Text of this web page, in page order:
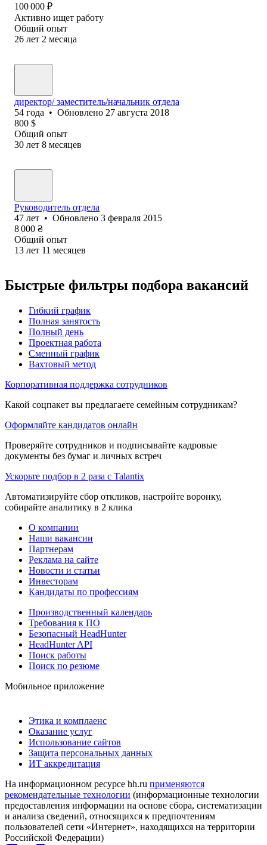
100 000 ₽
Активно ищет работу
Общий опыт
26 лет 2 месяца
директор/ заместитель/начальник отдела
54 года • Обновлено 27 августа 2018
800 $
Общий опыт
30 лет 8 месяцев
Руководитель отдела
47 лет • Обновлено 3 февраля 2015
8 000 ₴
Общий опыт
13 лет 11 месяцев
Быстрые фильтры подбора вакансий
Гибкий график
Полная занятость
Полный день
Проектная работа
Сменный график
Вахтовый метод
Корпоративная поддержка сотрудников
Какой соцпакет вы предлагаете семейным сотрудникам?
Оформляйте кандидатов онлайн
Проверяйте сотрудников и подписывайте кадровые
документы без бумаг и личных встреч
Ускорьте подбор в 2 раза с Talantix
Автоматизируйте сбор откликов, настройте воронку,
собирайте аналитику в 2 клика
О компании
Наши вакансии
Партнерам
Реклама на сайте
Новости и статьи
Инвесторам
Кандидаты по профессиям
Производственный календарь
Требования к ПО
Безопасный HeadHunter
HeadHunter API
Поиск работы
Поиск по резюме
Мобильное приложение
Этика и комплаенс
Оказание услуг
Использование сайтов
Защита персональных данных
ИТ аккредитация
На информационном ресурсе hh.ru применяются
рекомендательные технологии (информационные технологии
предоставления информации на основе сбора, систематизации
и анализа сведений, относящихся к предпочтениям
пользователей сети «Интернет», находящихся на территории
Российской Федерации)